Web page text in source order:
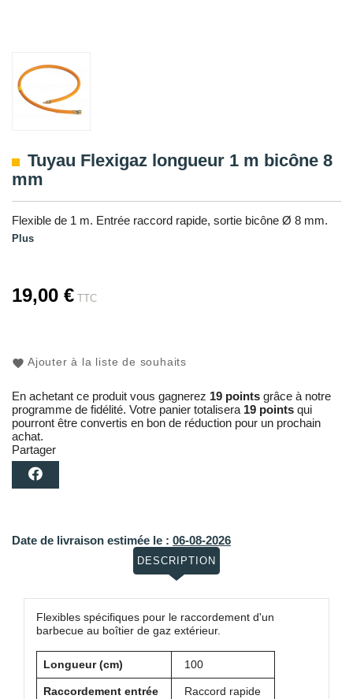
Tuyau Flexigaz longueur 1 m bicône 8
mm
Flexible de 1 m. Entrée raccord rapide, sortie bicône Ø 8 mm.
Plus
19,00 € TTC
Ajouter à la liste de souhaits
En achetant ce produit vous gagnerez 19 points grâce à notre
programme de fidélité. Votre panier totalisera 19 points qui
pourront être convertis en bon de réduction pour un prochain
achat.
Partager
Date de livraison estimée le : 06-08-2026
DESCRIPTION
Flexibles spécifiques pour le raccordement d'un
barbecue au boîtier de gaz extérieur.
Longueur (cm) 100
Raccordement entrée Raccord rapide